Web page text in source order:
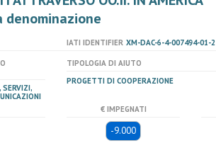
denominazione
IATI IDENTIFIER XM-DAC-6-4-007494-01-2
TIPOLOGIA DI AIUTO
PROGETTI DI COOPERAZIONE
€ IMPEGNATI
-9.000